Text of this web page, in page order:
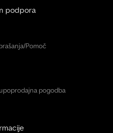
podpora
Pomoč
pogodba